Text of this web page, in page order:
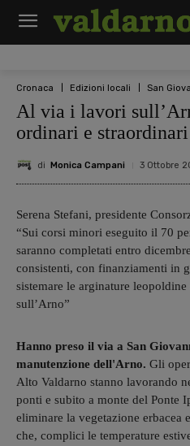
Cronaca Edizioni locali San
Al via i lavori
ordinari e straordinari
di Monica Campani 3 Ottobre
Serena Stefani, presidente
“Sui corsi minori eseguito il 70
saranno completati entro
consistenti, con finanziamenti in
sistemare le arginature
sull’Arno”
Hanno preso il via a San
manutenzione dell'Arno. Gli
Alto Valdarno stanno lavorando
ponti e subito a monte del Ponte
eliminare la vegetazione erbacea
che, complici le temperature